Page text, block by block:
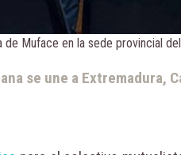
de Muface en la sede provincial
se une a Extremadura,